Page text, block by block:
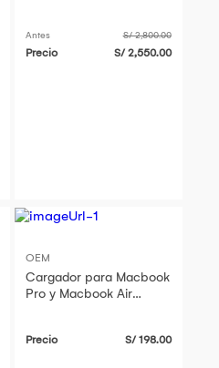
REACONDICIONADO
Antes S/ 2,800.00
Precio S/ 2,550.00
OEM
Cargador para Macbook
Pro y Macbook Air
Precio S/ 198.00